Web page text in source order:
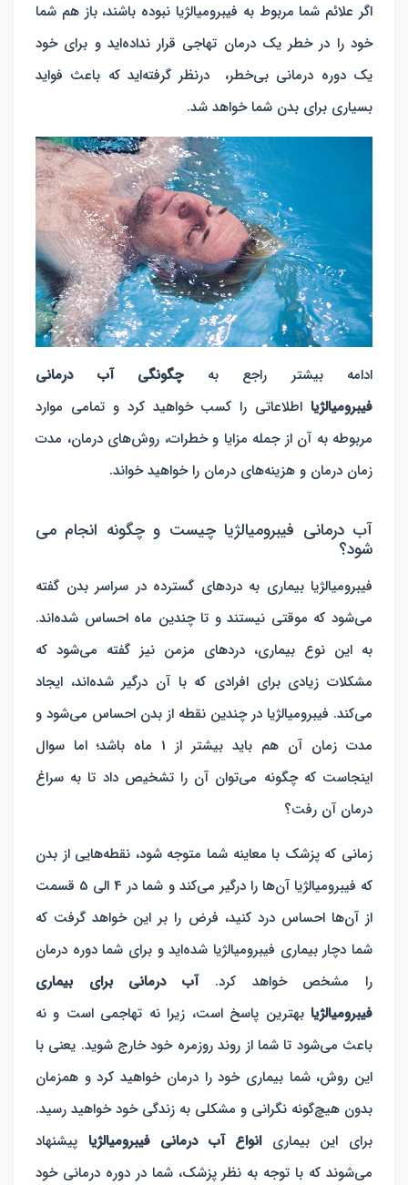
اگر علائم شما مربوط به فیبرومیالژیا نبوده باشند، باز هم شما
خود را در خطر یک درمان تهاجی قرار نداده‌اید و برای خود
یک دوره درمانی بی‌خطر، درنظر گرفته‌اید که باعث فواید
بسیاری برای بدن شما خواهد شد.
ادامه بیشتر راجع بهچگونگی آب درمانی
فیبرومیالژیا اطلاعاتی را کسب خواهید کرد و تمامی موارد
مربوطه به آن از جمله مزایا و خطرات، روش‌های درمان، مدت
زمان درمان و هزینه‌های درمان را خواهید خواند.
آب درمانی فیبرومیالژیا چیست و چگونه انجام می‌
شود؟
فیبرومیالژیا بیماری به دردهای گسترده در سراسر بدن گفته
می‌شود که موقتی نیستند و تا چندین ماه احساس شده‌اند.
به این نوع بیماری، درد‌های مزمن نیز گفته می‌شود که
مشکلات زیادی برای افرادی که با آن درگیر شده‌اند، ایجاد
می‌کند. فیبرومیالژیا در چندین نقطه از بدن احساس می‌شود و
مدت زمان آن هم باید بیشتر از 1 ماه باشد؛ اما سوال
اینجاست که چگونه می‌توان آن را تشخیص داد تا به سراغ
درمان آن رفت؟
زمانی که پزشک با معاینه شما متوجه شود، نقطه‌هایی از بدن
که فیبرومیالژیا آن‌ها را درگیر می‌کند و شما در 4 الی 5 قسمت
از آن‌ها احساس درد کنید، فرض را بر این خواهد گرفت که
شما دچار بیماری فیبرومیالژیا شده‌اید و برای شما دوره درمان
را مشخص خواهد کرد.آب درمانی برای بیماری
فیبرومیالژیا بهترین پاسخ است، زیرا نه تهاجمی است و نه
باعث می‌شود تا شما از روند روزمره خود خارج شوید. یعنی با
این روش، شما بیماری خود را درمان خواهید کرد و همزمان
بدون هیچ‌گونه نگرانی و مشکلی به زندگی خود خواهید رسید.
برای این بیماریانواع آب درمانی فیبرومیالژیا پیشنهاد
می‌شوند که با توجه به نظر پزشک، شما در دوره درمانی خود